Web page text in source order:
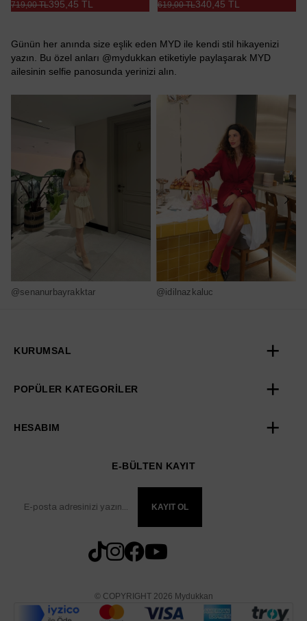
395,45 TL
719,00 TL 340,45 TL
619,00 TL
Günün her anında size eşlik eden MYD ile kendi stil hikayenizi
yazın. Bu özel anları @mydukkan etiketiyle paylaşarak MYD
ailesinin selfie panosunda yerinizi alın.
@senanurbayrakktar @idilnazkaluc
KURUMSAL
POPÜLER KATEGORİLER
HESABIM
E-BÜLTEN KAYIT
KAYIT OL
© COPYRIGHT 2026 Mydukkan